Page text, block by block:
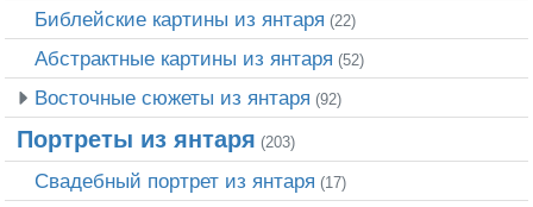
Библейские картины из янтаря (22)
Абстрактные картины из янтаря (52)
Восточные сюжеты из янтаря (92)
Портреты из янтаря (203)
Свадебный портрет из янтаря (17)